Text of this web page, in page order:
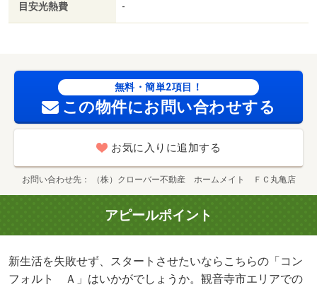
目安光熱費 -
無料・簡単2項目！
この物件にお問い合わせする
お気に入りに追加する
お問い合わせ先 （株）クローバー不動産 ホームメイト ＦＣ丸亀店
アピールポイント
新生活を失敗せず、スタートさせたいならこちらの「コン
フォルト Ａ」はいかがでしょうか。観音寺市エリアでの